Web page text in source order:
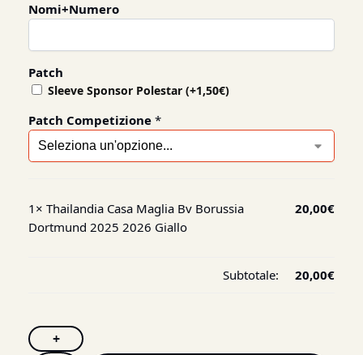
Nomi+Numero
Patch
Sleeve Sponsor Polestar (+1,50€)
Patch Competizione *
1× Thailandia Casa Maglia Bv Borussia
Dortmund 2025 2026 Giallo
20,00€
Subtotale: 20,00€
+